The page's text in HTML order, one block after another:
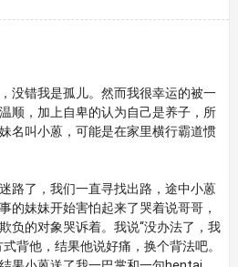
没错我是孤儿。然而我很幸运的被一
顺，加上自卑的认为自己是养子，所
名叫小蒽，可能是在家里横行霸道惯
路了，我们一直寻找出路，途中小蒽
的妹妹开始害怕起来了哭着说哥哥，
负的对象哭诉着。我说“没办法了，我
背他，结果他说好痛，换个背法吧。